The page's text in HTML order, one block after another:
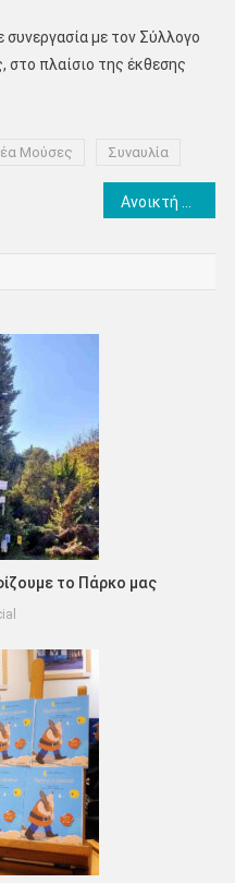
με τον Σύλλογο
στο πλαίσιο της έκθεσης
Μούσες Συναυλία
το Πάρκο μας